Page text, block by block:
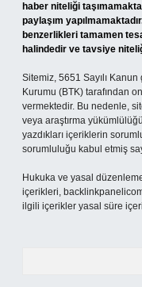
haber niteliği
paylaşım
benzerlikleri tamamen
halindedir ve tavsiye
Sitemiz, 5651 Sayılı
Kurumu (BTK) tarafından
vermektedir. Bu nedenle,
veya araştırma
yazdıkları içeriklerin
sorumluluğu kabul etmiş
Hukuka ve yasal
içerikleri,
ilgili içerikler yasal süre